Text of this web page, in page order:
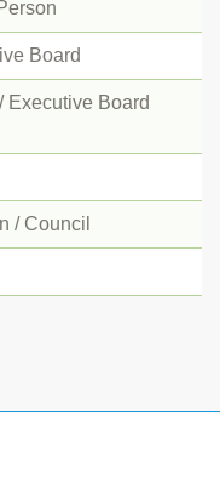
Board
Executive Board
/ Council